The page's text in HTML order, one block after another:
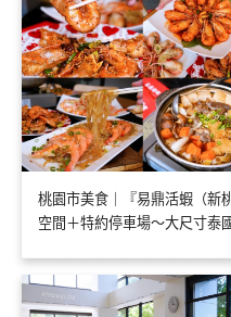
桃園市美食｜『易鼎活蝦（新
空間＋特約停車場～大尺寸泰